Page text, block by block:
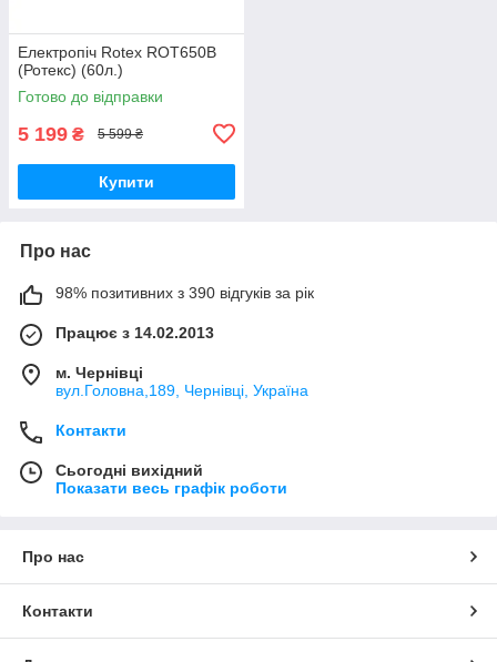
Електропіч Rotex ROT650B
(Ротекс) (60л.)
Готово до відправки
5 199 ₴ 5 599 ₴
Купити
Про нас
98% позитивних з 390 відгуків за рік
Працює з 14.02.2013
м. Чернівці
вул.Головна,189, Чернівці, Україна
Контакти
Сьогодні вихідний
Показати весь графік роботи
Про нас
Контакти